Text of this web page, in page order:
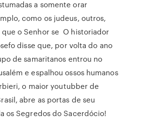
a somente orar
como os judeus, outros,
o Senhor se O historiador
disse que, por volta do ano
de samaritanos entrou no
e espalhou ossos humanos
o maior youtubber de
abre as portas de seu
os Segredos do Sacerdócio!